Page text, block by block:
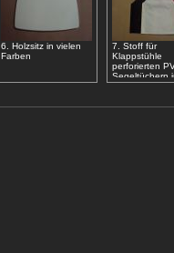
6. Holzsitz in vielen
Farben
7. Stoff für
Klappstühle
perforierten
Segeltüchern
vielen Farben